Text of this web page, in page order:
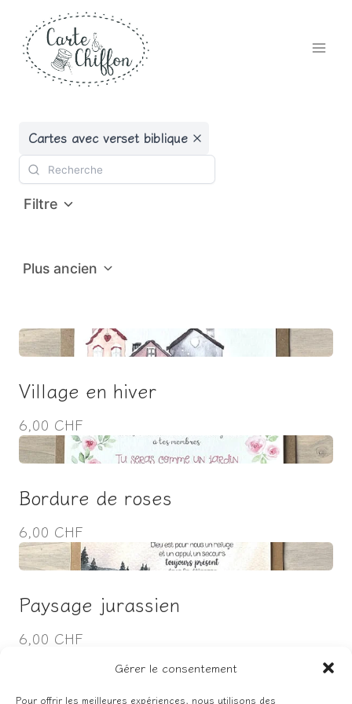
Gérer le consentement
Pour offrir les meilleures expériences, nous utilisons des
contenu
Cartes avec verset biblique
Filtre
Plus ancien
Village en hiver
6,00 CHF
Bordure de roses
6,00 CHF
Paysage jurassien
6,00 CHF